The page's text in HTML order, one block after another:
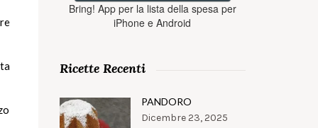
Bring! App per la lista della spesa per
iPhone e Android
Ricette Recenti
PANDORO
Dicembre 23, 2025